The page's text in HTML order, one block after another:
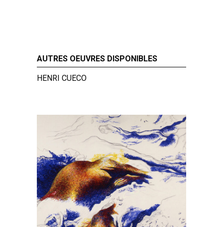
AUTRES OEUVRES DISPONIBLES
HENRI CUECO